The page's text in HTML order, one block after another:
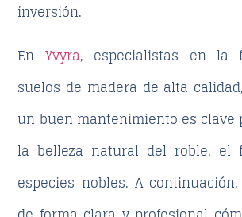
inversión.
En Yvyra, especialistas en la
suelos de madera de alta
un buen mantenimiento es clave
la belleza natural del roble, el
especies nobles. A